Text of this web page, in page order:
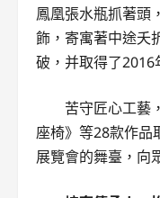
鳳凰張水瓶抓著頭
飾，寄寓著中途夭
破，并取得了2016
苦守匠心工藝
座椅》等28款作
展覽會的舞臺，向